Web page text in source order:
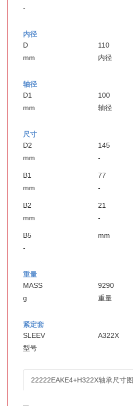
-
内径
D
110
mm
内径
轴径
D1
100
mm
轴径
尺寸
D2
145
mm
-
B1
77
mm
-
B2
21
mm
-
B5
mm
-
重量
MASS
9290
g
重量
紧定套
SLEEV
A322X
型号
22222EAKE4+H322X轴承尺寸图